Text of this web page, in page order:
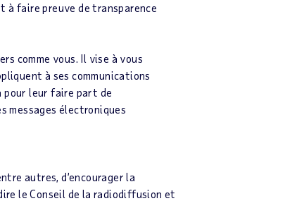
à faire preuve de transparence
comme vous. Il vise à vous
à ses communications
pour leur faire part de
messages électroniques
autres, d’encourager la
le Conseil de la radiodiffusion et